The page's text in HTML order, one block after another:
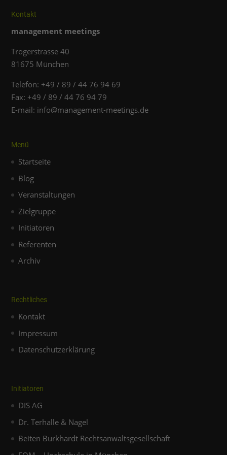
Kontakt
management meetings
Trogerstrasse 40
81675 München
Telefon: +49 / 89 / 44 76 94 69
Fax: +49 / 89 / 44 76 94 79
E-mail: info@management-meetings.de
Menü
Startseite
Blog
Veranstaltungen
Zielgruppe
Initiatoren
Referenten
Archiv
Rechtliches
Kontakt
Impressum
Datenschutzerklärung
Initiatoren
DIS AG
Dr. Terhalle & Nagel
Beiten Burkhardt Rechtsanwaltsgesellschaft
externen Medien akzeptiert werden, bedarf der Zugriff auf
Cookie-Informationen anzeigen